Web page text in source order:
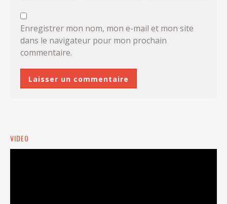
Enregistrer mon nom, mon e-mail et mon site
dans le navigateur pour mon prochain
commentaire.
VIDEO